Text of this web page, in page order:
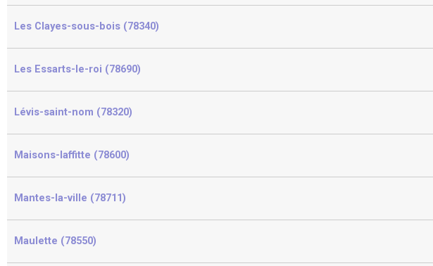
Les Clayes-sous-bois (78340)
Les Essarts-le-roi (78690)
Lévis-saint-nom (78320)
Maisons-laffitte (78600)
Mantes-la-ville (78711)
Maulette (78550)